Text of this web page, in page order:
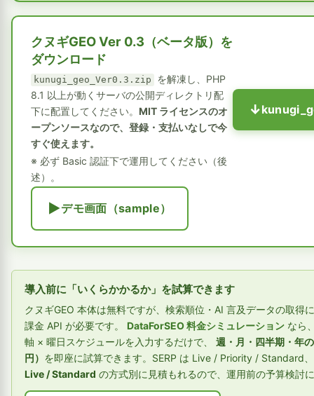
クヌギGEO Ver 0.3（ベータ版）を
ダウンロード
kunugi_geo_Ver0.3.zip
を解凍し、PHP
8.1 以上が動くサーバの公開ディレクトリ配
下に配置してください。 MIT ライセンスのオ
ープンソースなので、登録・支払いなしで今
すぐ使えます。
※ 必ず Basic 認証下で運用してください（後
述）。
デモ画面（sample）
導入前に「いくらかかるか」を試算できます
クヌギGEO 本体は無料ですが、検索順位・AI 言及データの取得
課金 API が必要です。 DataForSEO 料金シミュレーションなら
軸 × 曜日スケジュールを入力するだけで、 週・月・四半期・年
円） を即座に試算できます。SERP は Live / Priority / Standard
Live / Standard の方式別に見積もれるので、運用前の予算検討